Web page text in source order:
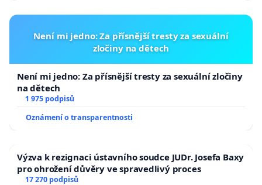
Není mi jedno: Za přísnější tresty za sexuální
zločiny na dětech
Není mi jedno: Za přísnější tresty za sexuální zločiny
na dětech
1 975 podpisů
Oznámení o transparentnosti
Výzva k rezignaci ústavního soudce JUDr. Josefa Baxy
pro ohrožení důvěry ve spravedlivý proces
17 270 podpisů